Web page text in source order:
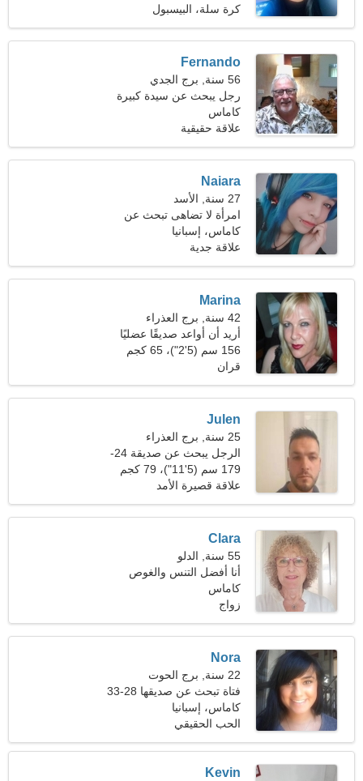
(121 رطلا)
كرة سلة، البيسبول
Fernando
56 سنة, برج الجدي
رجل يبحث عن سيدة كبيرة
48-53
كاماس
علاقة حقيقية
Naiara
27 سنة, الأسد
امرأة لا تضاهى تبحث عن
شريك
كاماس، إسبانيا
علاقة جدية
Marina
42 سنة, برج العذراء
أريد أن أواعد صديقًا عضليًا
156 سم (5'2")، 65 كجم
(143 رطلا)
قران
Julen
25 سنة, برج العذراء
الرجل يبحث عن صديقة 24-
30
179 سم (5'11")، 79 كجم
(174 رطلا)
علاقة قصيرة الأمد
Clara
55 سنة, الدلو
أنا أفضل التنس والغوص
كاماس
زواج
Nora
22 سنة, برج الحوت
فتاة تبحث عن صديقها 28-33
كاماس، إسبانيا
الحب الحقيقي
Kevin